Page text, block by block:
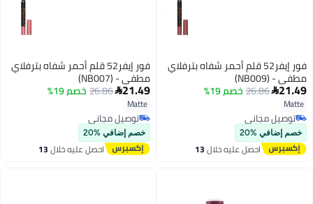
فور إيفر52 قلم أحمر شفاه بترفلاي
مطفي - (NB009)
21.49
26.86خصم 19%
Matte
توصيل مجاني
توصيل مجاني
خصم إضافي %20
احصل عليه خلال13
فور إيفر52 قلم أحمر شفاه بترفلاي
مطفي - (NB007)
21.49
26.86خصم 19%
Matte
توصيل مجاني
توصيل مجاني
خصم إضافي %20
احصل عليه خلال13